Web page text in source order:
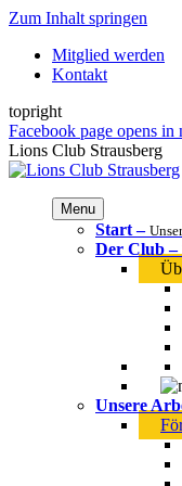
Zum Inhalt springen
Mitglied werden
Kontakt
topright
Facebook page opens
Lions Club Strausberg
Menu
Start–
Der Club–
Unsere